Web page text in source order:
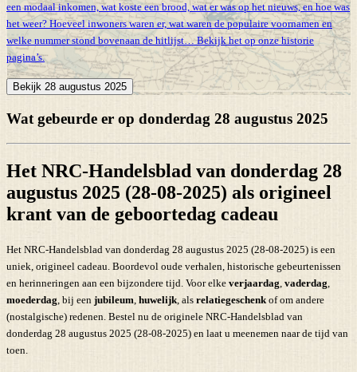
een modaal inkomen, wat koste een brood, wat er was op het nieuws, en hoe was
het weer? Hoeveel inwoners waren er, wat waren de populaire voornamen en
welke nummer stond bovenaan de hitlijst… Bekijk het op onze historie
pagina’s.
Bekijk 28 augustus 2025
Wat gebeurde er op donderdag 28 augustus 2025
Het NRC-Handelsblad van donderdag 28
augustus 2025 (28-08-2025) als origineel
krant van de geboortedag cadeau
Het NRC-Handelsblad van donderdag 28 augustus 2025 (28-08-2025) is een
uniek, origineel cadeau. Boordevol oude verhalen, historische gebeurtenissen
en herinneringen aan een bijzondere tijd. Voor elke verjaardag vaderdag
moederdag , bij een jubileum huwelijk , als relatiegeschenk of om andere
(nostalgische) redenen. Bestel nu de originele NRC-Handelsblad van
donderdag 28 augustus 2025 (28-08-2025) en laat u meenemen naar de tijd van
toen.